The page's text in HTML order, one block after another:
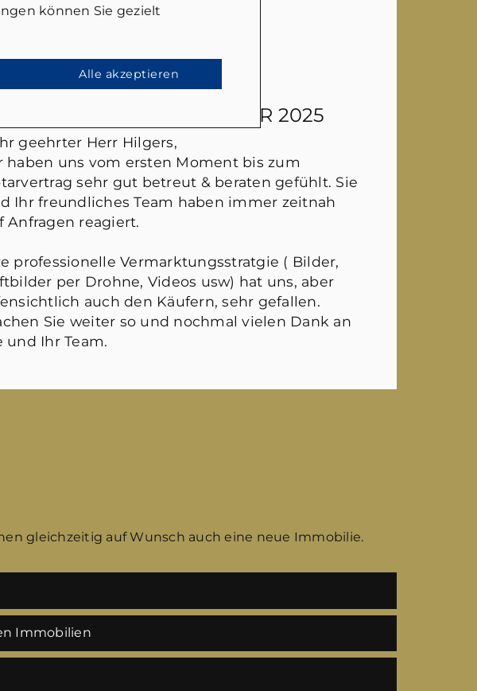
- 26. JANUAR 2025
geehrter Herr Hilgers,
haben uns vom ersten Moment bis zum
sehr gut betreut & beraten gefühlt. Sie
Ihr freundliches Team haben immer zeitnah
Anfragen reagiert.
professionelle Vermarktungsstratgie ( Bilder,
per Drohne, Videos usw) hat uns, aber
auch den Käufern, sehr gefallen.
Sie weiter so und nochmal vielen Dank an
und Ihr Team.
gleichzeitig auf Wunsch auch eine neue Immobilie.
Immobilien
können Sie gezielt
Alle akzeptieren